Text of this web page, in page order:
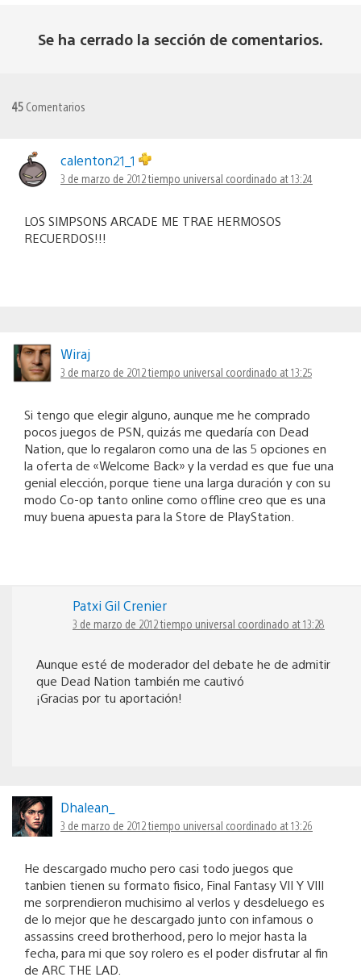
Se ha cerrado la sección de comentarios.
45 Comentarios
calenton21_1
3 de marzo de 2012 tiempo universal coordinado at 13:24
LOS SIMPSONS ARCADE ME TRAE HERMOSOS
RECUERDOS!!!
Wiraj
3 de marzo de 2012 tiempo universal coordinado at 13:25
Si tengo que elegir alguno, aunque me he comprado
pocos juegos de PSN, quizás me quedaría con Dead
Nation, que lo regalaron como una de las 5 opciones en
la oferta de «Welcome Back» y la verdad es que fue una
genial elección, porque tiene una larga duración y con su
modo Co-op tanto online como offline creo que es una
muy buena apuesta para la Store de PlayStation.
Patxi Gil Crenier
3 de marzo de 2012 tiempo universal coordinado at 13:28
Aunque esté de moderador del debate he de admitir
que Dead Nation también me cautivó
¡Gracias por tu aportación!
Dhalean_
3 de marzo de 2012 tiempo universal coordinado at 13:26
He descargado mucho pero casi todo juegos que
tanbien tienen su formato fisico, Final Fantasy VII Y VIII
me sorprendieron muchisimo al verlos y desdeluego es
de lo mejor que he descargado junto con infamous o
assassins creed brotherhood, pero lo mejor hasta la
fecha, para mi que soy rolero es el poder disfrutar al fin
de ARC THE LAD.